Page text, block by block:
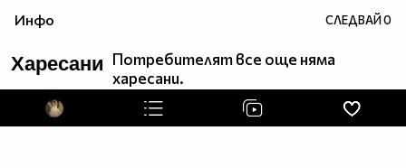
Инфо СЛЕДВАЙ0
Харесани Потребителят все още няма
харесани.